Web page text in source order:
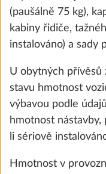
Garáž pod
na kreslení pod
(paušálně 75 kg),
kabiny řidiče,
instalováno) a sady
U obytných přívěsů
stavu hmotnost
výbavou podle
hmotnost
li sériově
Hmotnost v